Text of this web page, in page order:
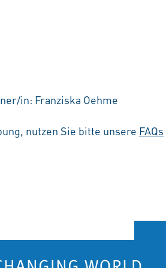
in: Franziska Oehme
nutzen Sie bitte unsere FAQs